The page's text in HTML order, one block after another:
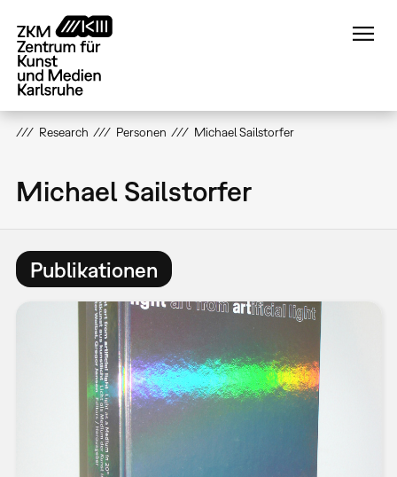
zum
Inhalt
Research Personen Michael Sailstorfer
Michael Sailstorfer
Publikationen